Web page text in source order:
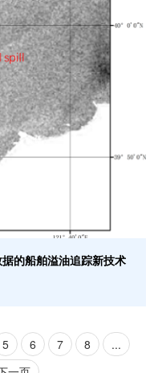
的船舶溢油追踪新技术
5 6 7 8
...